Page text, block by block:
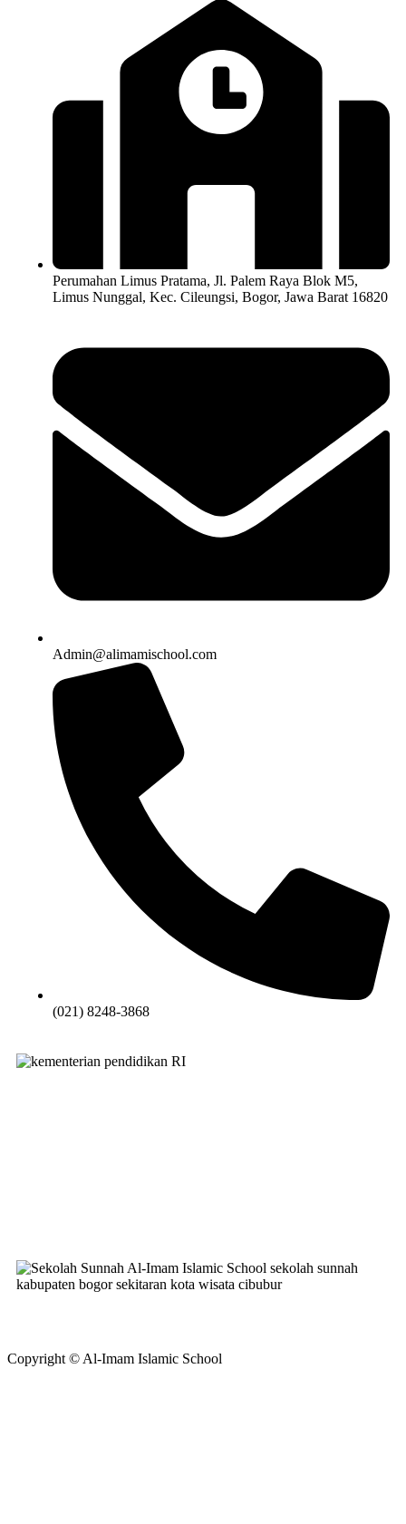
Perumahan Limus Pratama, Jl. Palem Raya Blok M5,
Limus Nunggal, Kec. Cileungsi, Bogor, Jawa Barat 16820
Admin@alimamischool.com
(021) 8248-3868
Copyright © Al-Imam Islamic School